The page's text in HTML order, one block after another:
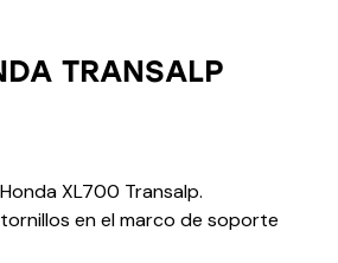
TRANSALP
XL700 Transalp.
en el marco de soporte